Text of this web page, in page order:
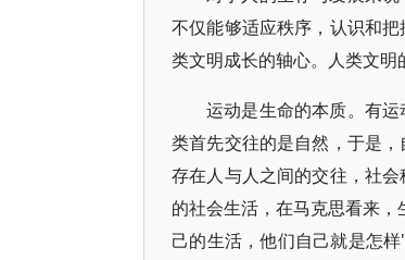
不仅能够适应秩序，认识和
类文明成长的轴心。人类文明
运动是生命的本质。有
类首先交往的是自然，于是
存在人与人之间的交往，社
的社会生活，在马克思看来
己的生活，他们自己就是怎